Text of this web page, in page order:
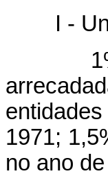
I -
1%
1971;
no ano